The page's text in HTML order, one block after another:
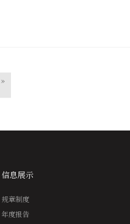
»
信息展示
规章制度
年度报告